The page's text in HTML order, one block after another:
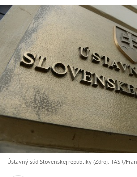
Ústavný súd Slovenskej republiky (Zdroj: TASR/